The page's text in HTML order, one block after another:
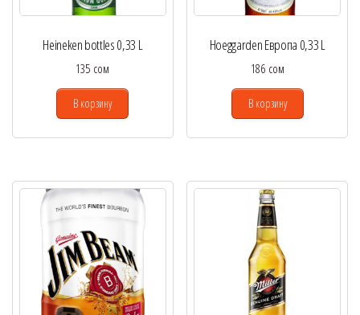
Heineken bottles 0,33 L
135 сом
В корзину
Hoeggarden Европа 0,33 L
186 сом
В корзину